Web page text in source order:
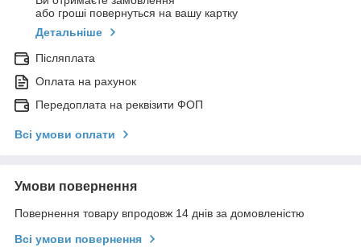
або гроші повернуться на вашу картку
Детальніше
Післяплата
Оплата на рахунок
Передоплата на реквізити ФОП
Всі умови оплати
Умови повернення
Повернення товару впродовж 14 днів за домовленістю
Всі умови повернення